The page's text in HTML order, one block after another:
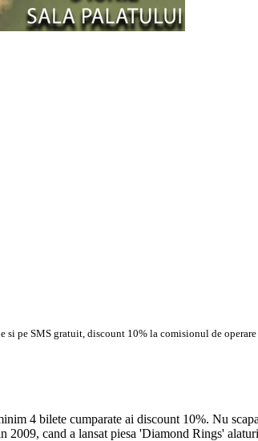
pe SMS gratuit, discount 10% la comisionul de
4 bilete cumparate ai discount 10%. Nu
2009, cand a lansat piesa 'Diamond Rings'